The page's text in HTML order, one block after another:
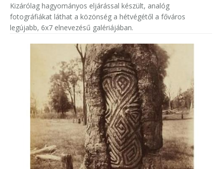
Kizárólag hagyományos eljárással készült, analóg
fotográfiákat láthat a közönség a hétvégétől a főváros
legújabb, 6x7 elnevezésű galériájában.